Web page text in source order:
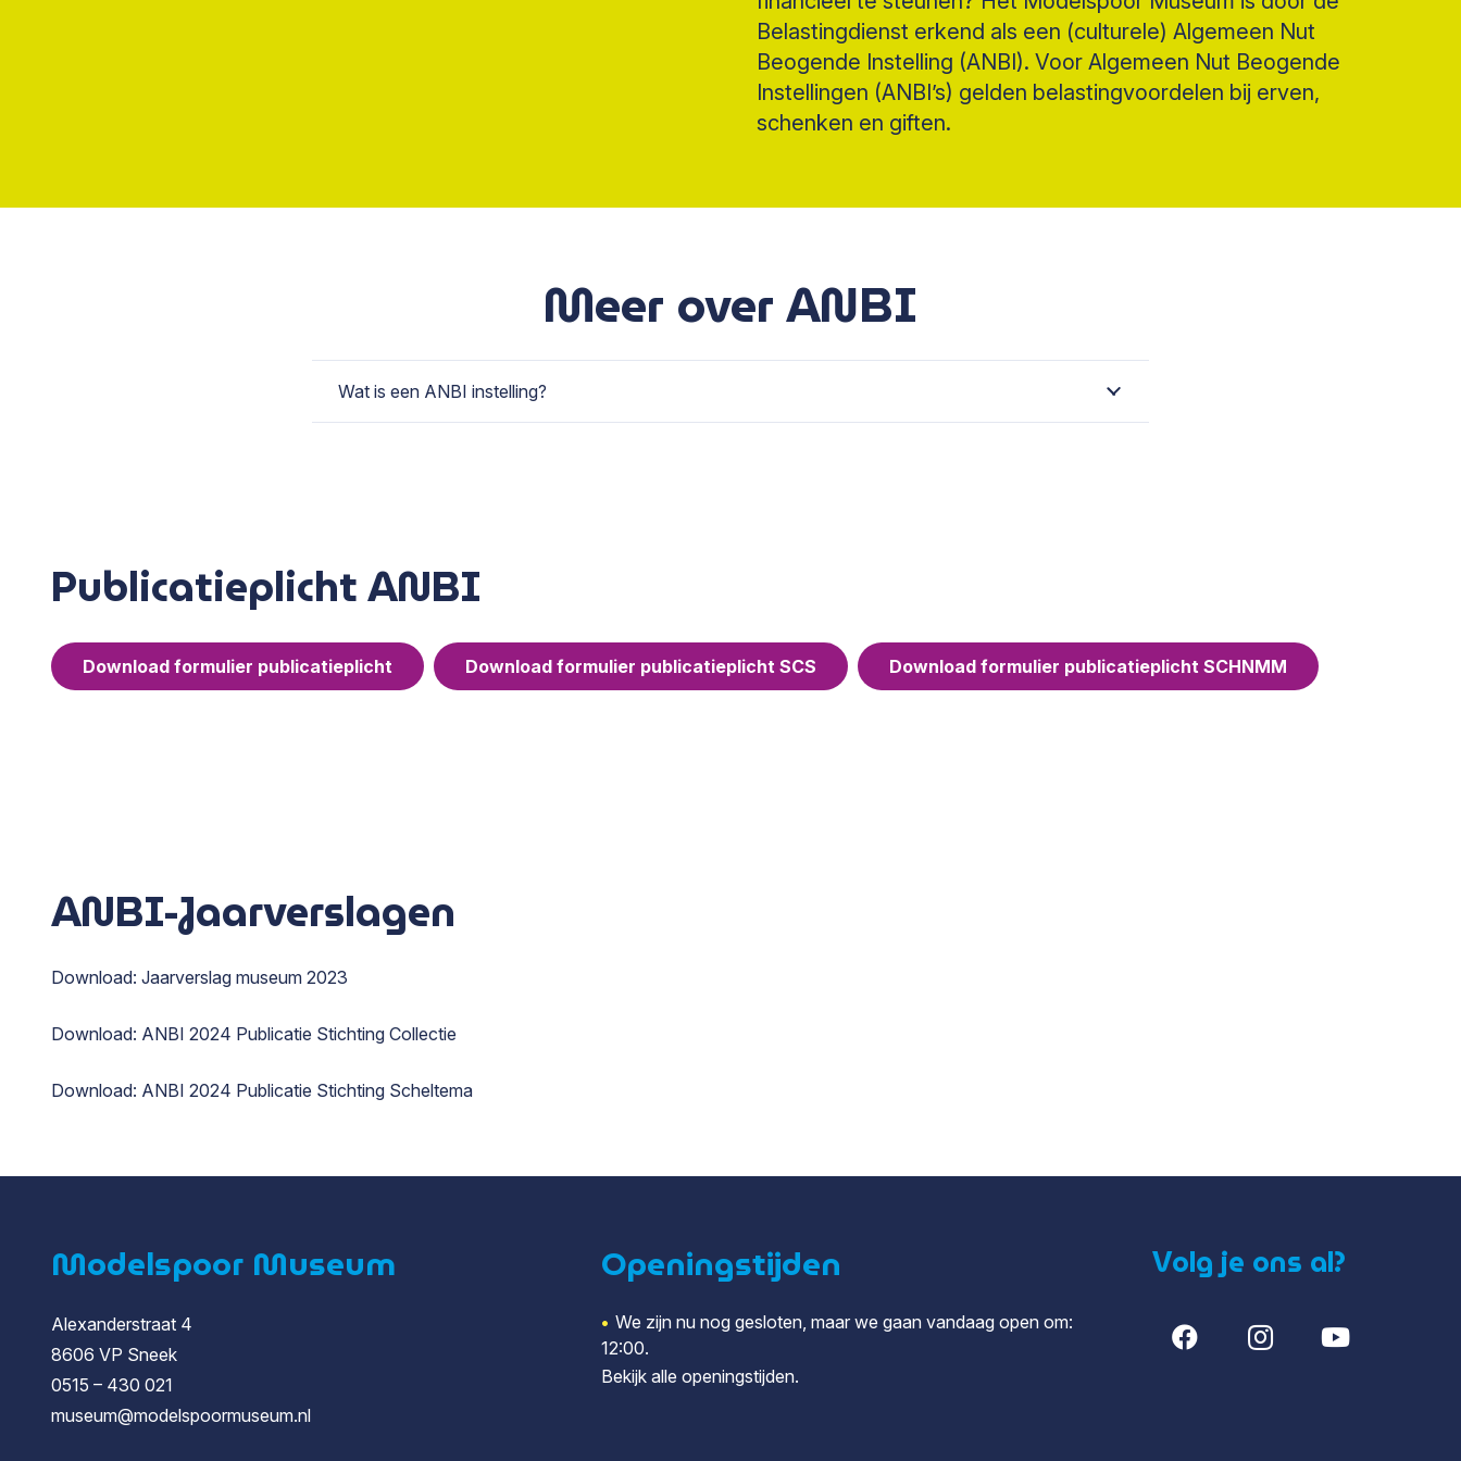
Belastingdienst erkend als een (culturele) Algemeen Nut
Beogende Instelling (ANBI). Voor Algemeen Nut Beogende
Instellingen (ANBI’s) gelden belastingvoordelen bij erven,
schenken en giften.
Meer over ANBI
Wat is een ANBI instelling?
Publicatieplicht ANBI
Download formulier publicatieplicht Download formulier publicatieplicht SCS Download formulier publicatieplicht SCHNMM
ANBI-Jaarverslagen
Download: Jaarverslag museum 2023
Download: ANBI 2024 Publicatie Stichting Collectie
Download: ANBI 2024 Publicatie Stichting Scheltema
Modelspoor Museum
Alexanderstraat 4
8606 VP Sneek
0515 – 430 021
museum@modelspoormuseum.nl
Openingstijden
• We zijn nu nog gesloten, maar we gaan vandaag open om:
12:00.
Bekijk alleopeningstijden.
Volg je ons al?